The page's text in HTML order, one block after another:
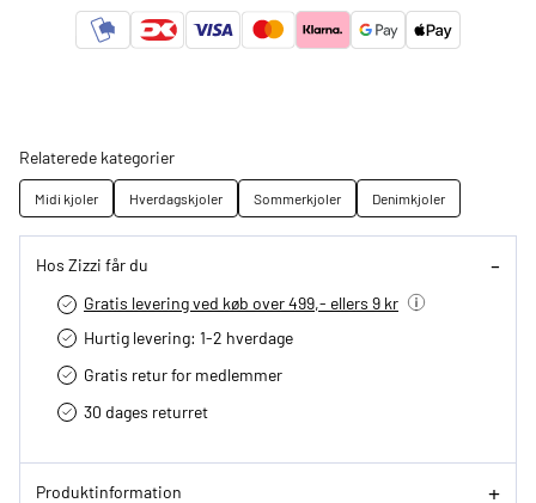
Relaterede kategorier
Midi kjoler Hverdagskjoler Sommerkjoler Denimkjoler
Hos Zizzi får du
Gratis levering ved køb over 499,- ellers 9 kr
Hurtig levering­: 1-2 hverdage
Gratis retur for medlemmer
30 dages returret
Produktinformation